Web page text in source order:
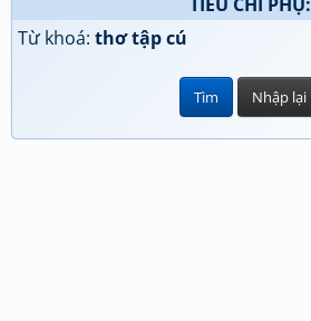
Từ khoá: thơ tập cú